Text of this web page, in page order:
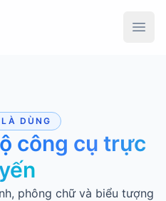
DÙNG
công cụ trực
phông chữ và biểu tượng